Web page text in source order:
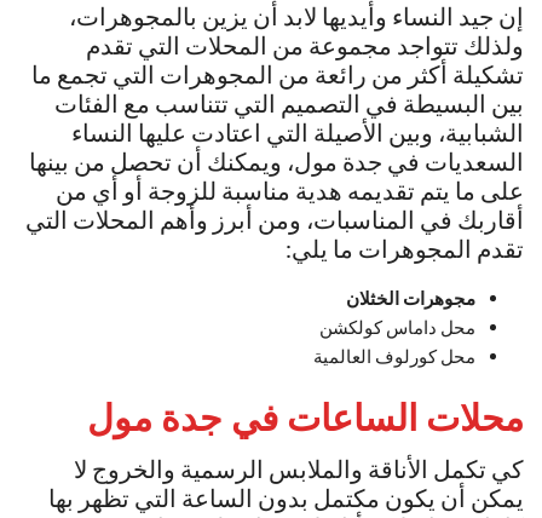
إن جيد النساء وأيديها لابد أن يزين بالمجوهرات،
ولذلك تتواجد مجموعة من المحلات التي تقدم
تشكيلة أكثر من رائعة من المجوهرات التي تجمع ما
بين البسيطة في التصميم التي تتناسب مع الفئات
الشبابية، وبين الأصيلة التي اعتادت عليها النساء
السعديات في جدة مول، ويمكنك أن تحصل من بينها
على ما يتم تقديمه هدية مناسبة للزوجة أو أي من
أقاربك في المناسبات، ومن أبرز وأهم المحلات التي
تقدم المجوهرات ما يلي:
مجوهرات الخثلان
محل داماس كولكشن
محل كورلوف العالمية
محلات الساعات في جدة مول
كي تكمل الأناقة والملابس الرسمية والخروج لا
يمكن أن يكون مكتمل بدون الساعة التي تظهر بها